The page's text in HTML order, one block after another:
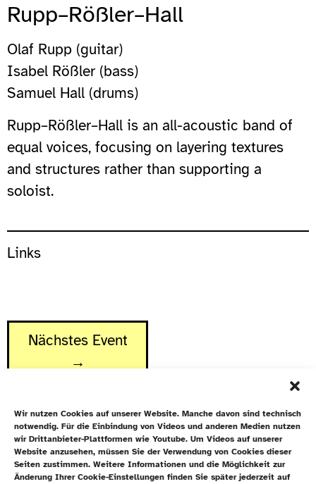
Wir nutzen Cookies auf unserer Website. Manche davon sind technisch
notwendig. Für die Einbindung von Videos und anderen Medien nutzen
wir Drittanbieter-Plattformen wie Youtube. Um Videos auf unserer
Website anzusehen, müssen Sie der Verwendung von Cookies dieser
Seiten zustimmen. Weitere Informationen und die Möglichkeit zur
Änderung Ihrer Cookie-Einstellungen finden Sie später jederzeit auf
Rupp–Rößler–Hall
Olaf Rupp (guitar)
Isabel Rößler (bass)
Samuel Hall (drums)
Rupp–Rößler–Hall is an all-acoustic band of
equal voices, focusing on layering textures
and structures rather than supporting a
soloist.
Links
Nächstes Event
→
Newsletter